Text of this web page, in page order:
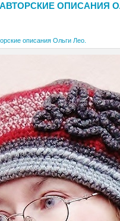
АВТОРСКИЕ ОПИСАНИЯ
описания Ольги Лео.